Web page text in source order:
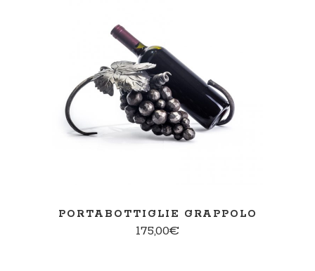
AGGIUNGI AL CARRELLO
PORTABOTTIGLIE GRAPPOLO
175,00€